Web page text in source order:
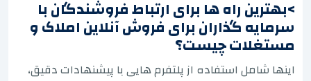
>بهترین راه ها برای ارتباط فروشندگان با
سرمایه گذاران برای فروش آنلاین املاک و
مستغلات چیست؟
اینها شامل استفاده از پلتفرم هایی با پیشنهادات دقیق،